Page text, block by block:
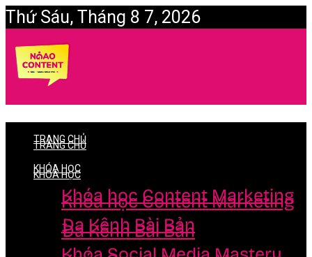
Thứ Sáu, Tháng 8 7, 2026
Login
TRANG CHỦ
KHÓA HỌC
Khóa học Content Marketing
Đa Kênh Bài Bản
TRANG CHỦ
KHÓA HỌC
Khóa học Content Marketing
Đa Kênh Bài Bản